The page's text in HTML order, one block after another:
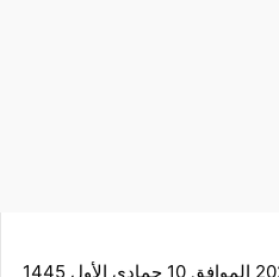
اليوم 24 نوفمبر 2023 الموافق 10 جمادى الأول 1445